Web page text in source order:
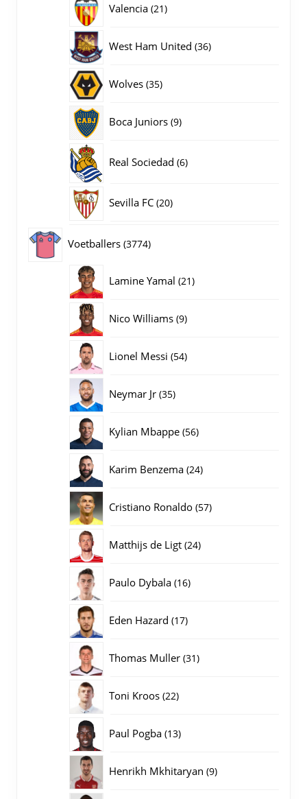
Valencia 2121
West Ham United 3636
Wolves 3535
Boca Juniors 99
Real Sociedad 66
Sevilla FC 2020
Voetballers 37743774
Lamine Yamal 2121
Nico Williams 99
Lionel Messi 5454
Neymar Jr 3535
Kylian Mbappe 5656
Karim Benzema 2424
Cristiano Ronaldo 5757
Matthijs de Ligt 2424
Paulo Dybala 1616
Eden Hazard 1717
Thomas Muller 3131
Toni Kroos 2222
Paul Pogba 1313
Henrikh Mkhitaryan 99